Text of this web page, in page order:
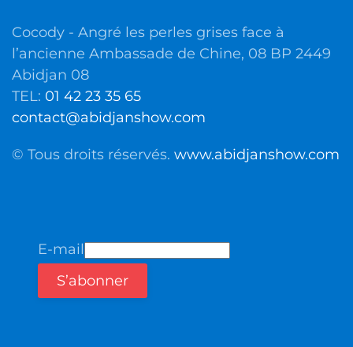
Cocody - Angré les perles grises face à
l’ancienne Ambassade de Chine, 08 BP 2449
Abidjan 08
TEL: 01 42 23 35 65
contact@abidjanshow.com
© Tous droits réservés. www.abidjanshow.com
E-mail
S’abonner